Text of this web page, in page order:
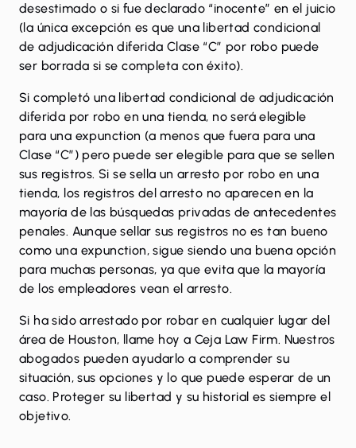
desestimado o si fue declarado “inocente” en el juicio
(la única excepción es que una libertad condicional
de adjudicación diferida Clase “C” por robo puede
ser borrada si se completa con éxito).
Si completó una libertad condicional de adjudicación
diferida por robo en una tienda, no será elegible
para una expunction (a menos que fuera para una
Clase “C”) pero puede ser elegible para que se sellen
sus registros. Si se sella un arresto por robo en una
tienda, los registros del arresto no aparecen en la
mayoría de las búsquedas privadas de antecedentes
penales. Aunque sellar sus registros no es tan bueno
como una expunction, sigue siendo una buena opción
para muchas personas, ya que evita que la mayoría
de los empleadores vean el arresto.
Si ha sido arrestado por robar en cualquier lugar del
área de Houston,
llame hoy a Ceja Law Firm. Nuestros
abogados pueden ayudarlo a comprender su
situación, sus opciones y lo que puede esperar de un
caso. Proteger su libertad y su historial es siempre el
objetivo.